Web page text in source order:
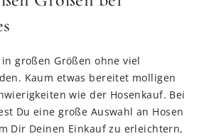
großen Größen ohne viel
Kaum etwas bereitet molligen
wie der Hosenkauf. Bei
Du eine große Auswahl an Hosen
Dir Deinen Einkauf zu erleichtern,